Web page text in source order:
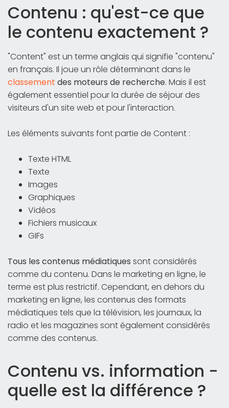
Contenu : qu'est-ce que
le contenu exactement ?
"Content" est un terme anglais qui signifie "contenu"
en français. Il joue un rôle déterminant dans le
classement des moteurs de recherche. Mais il est
également essentiel pour la durée de séjour des
visiteurs d'un site web et pour l'interaction.
Les éléments suivants font partie de Content :
Texte HTML
Texte
Images
Graphiques
Vidéos
Fichiers musicaux
GIFs
Tous les contenus médiatiques sont considérés
comme du contenu. Dans le marketing en ligne, le
terme est plus restrictif. Cependant, en dehors du
marketing en ligne, les contenus des formats
médiatiques tels que la télévision, les journaux, la
radio et les magazines sont également considérés
comme des contenus.
Contenu vs. information -
quelle est la différence ?